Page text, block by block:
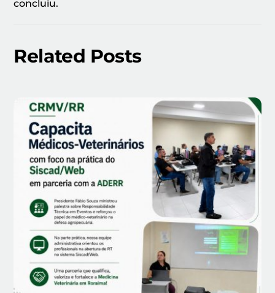
concluiu.
Related Posts